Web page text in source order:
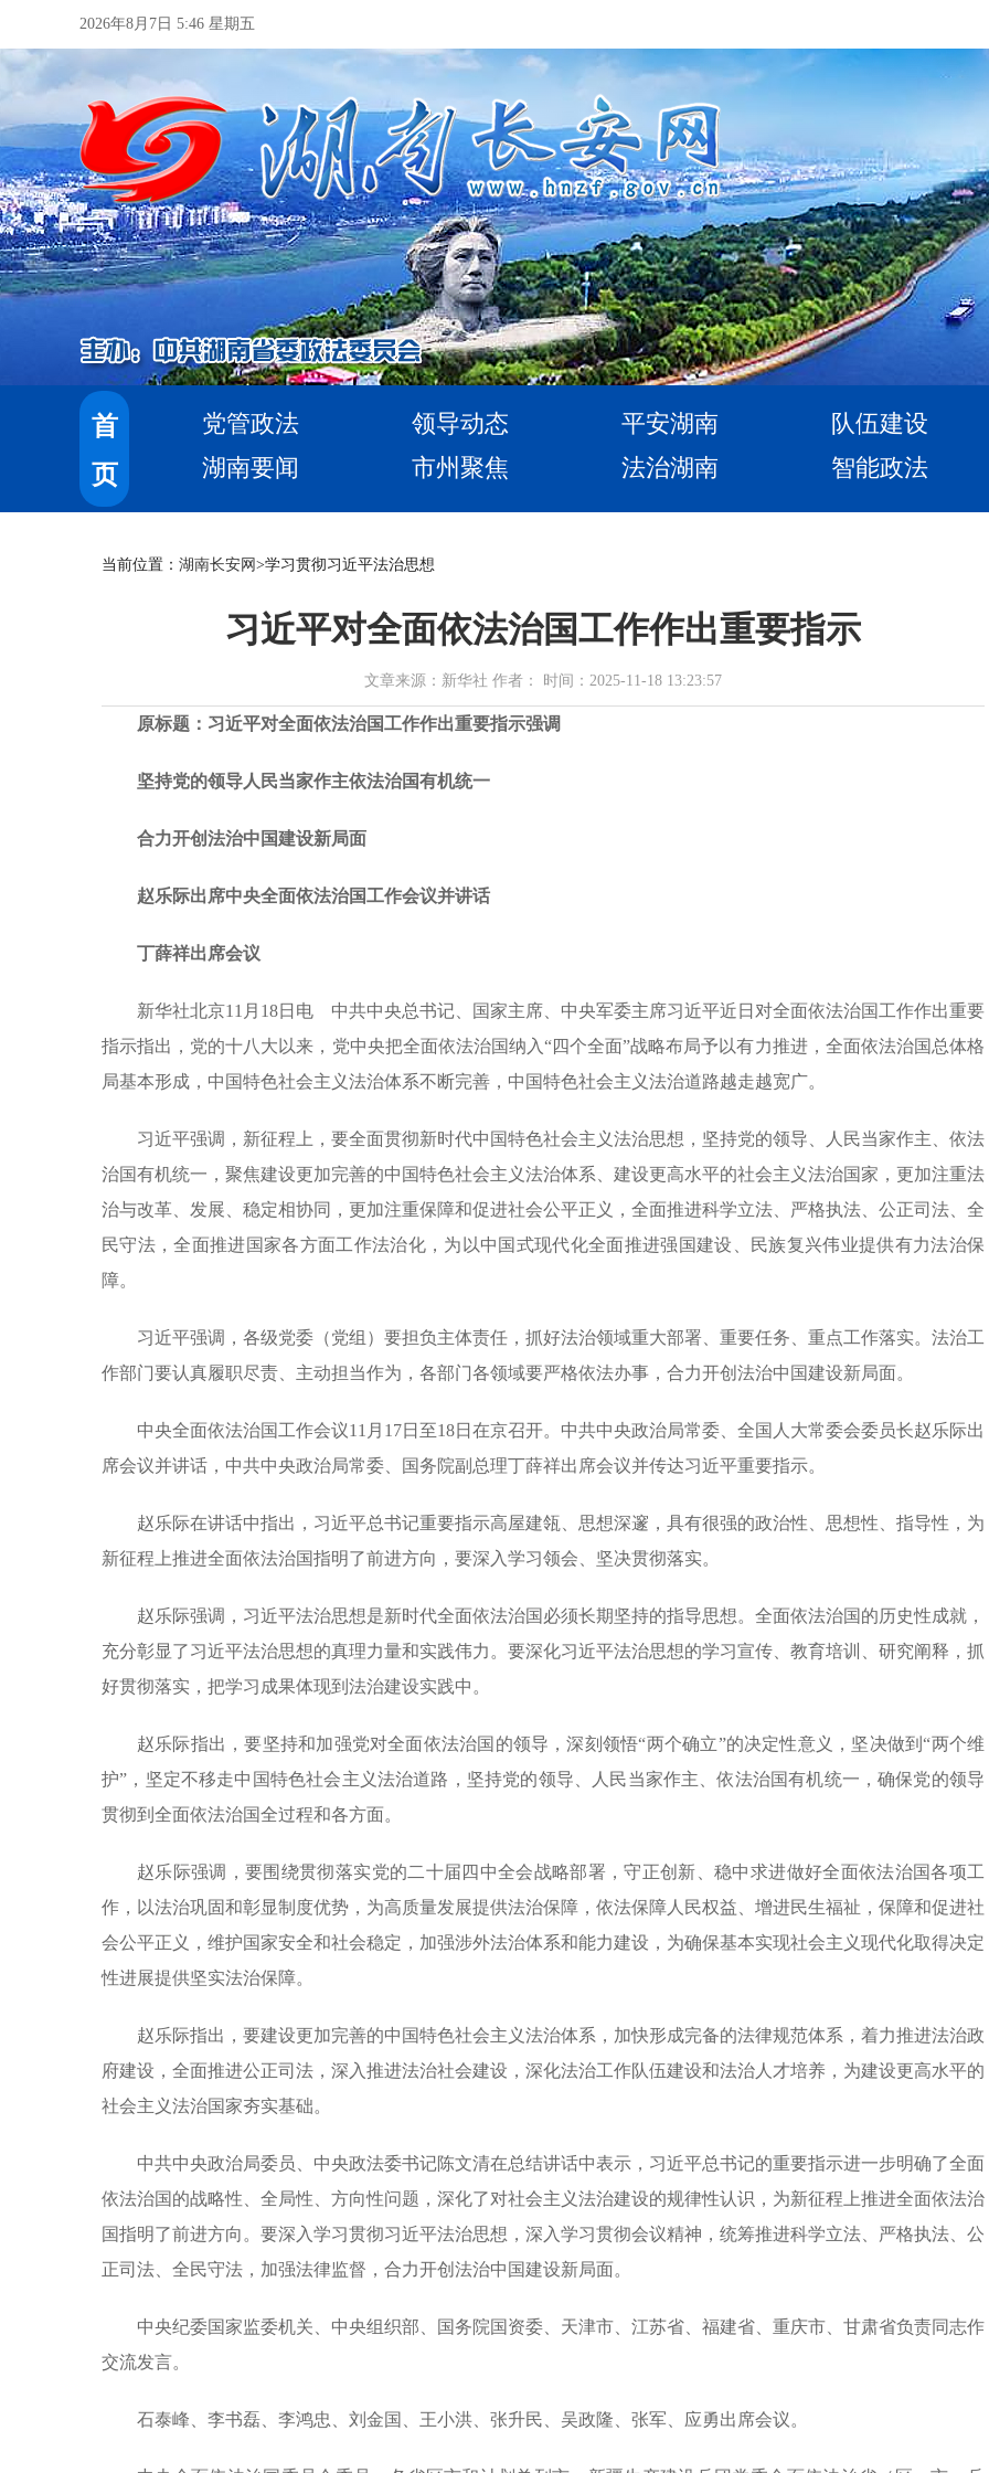
2026年8月7日 5:46 星期五
首
页
党管政法 领导动态 平安湖南
队伍建设
湖南要闻
市州聚焦 法治湖南 智能政法
当前位置： 湖南长安网 >学习贯彻习近平法治思想
习近平对全面依法治国工作作出重要指示
文章来源：新华社 作者： 时间：2025-11-18 13:23:57
原标题：习近平对全面依法治国工作作出重要指示强调
坚持党的领导人民当家作主依法治国有机统一
合力开创法治中国建设新局面
赵乐际出席中央全面依法治国工作会议并讲话
丁薛祥出席会议
新华社北京11月18日电 中共中央总书记、国家主席、中央军委主席习近平近日对全面依法治国工作作出重要
指示指出，党的十八大以来，党中央把全面依法治国纳入“四个全面”战略布局予以有力推进，全面依法治国总体格
局基本形成，中国特色社会主义法治体系不断完善，中国特色社会主义法治道路越走越宽广。
习近平强调，新征程上，要全面贯彻新时代中国特色社会主义法治思想，坚持党的领导、人民当家作主、依法
治国有机统一，聚焦建设更加完善的中国特色社会主义法治体系、建设更高水平的社会主义法治国家，更加注重法
治与改革、发展、稳定相协同，更加注重保障和促进社会公平正义，全面推进科学立法、严格执法、公正司法、全
民守法，全面推进国家各方面工作法治化，为以中国式现代化全面推进强国建设、民族复兴伟业提供有力法治保
障。
习近平强调，各级党委（党组）要担负主体责任，抓好法治领域重大部署、重要任务、重点工作落实。法治工
作部门要认真履职尽责、主动担当作为，各部门各领域要严格依法办事，合力开创法治中国建设新局面。
中央全面依法治国工作会议11月17日至18日在京召开。中共中央政治局常委、全国人大常委会委员长赵乐际出
席会议并讲话，中共中央政治局常委、国务院副总理丁薛祥出席会议并传达习近平重要指示。
赵乐际在讲话中指出，习近平总书记重要指示高屋建瓴、思想深邃，具有很强的政治性、思想性、指导性，为
新征程上推进全面依法治国指明了前进方向，要深入学习领会、坚决贯彻落实。
赵乐际强调，习近平法治思想是新时代全面依法治国必须长期坚持的指导思想。全面依法治国的历史性成就，
充分彰显了习近平法治思想的真理力量和实践伟力。要深化习近平法治思想的学习宣传、教育培训、研究阐释，抓
好贯彻落实，把学习成果体现到法治建设实践中。
赵乐际指出，要坚持和加强党对全面依法治国的领导，深刻领悟“两个确立”的决定性意义，坚决做到“两个维
护”，坚定不移走中国特色社会主义法治道路，坚持党的领导、人民当家作主、依法治国有机统一，确保党的领导
贯彻到全面依法治国全过程和各方面。
赵乐际强调，要围绕贯彻落实党的二十届四中全会战略部署，守正创新、稳中求进做好全面依法治国各项工
作，以法治巩固和彰显制度优势，为高质量发展提供法治保障，依法保障人民权益、增进民生福祉，保障和促进社
会公平正义，维护国家安全和社会稳定，加强涉外法治体系和能力建设，为确保基本实现社会主义现代化取得决定
性进展提供坚实法治保障。
赵乐际指出，要建设更加完善的中国特色社会主义法治体系，加快形成完备的法律规范体系，着力推进法治政
府建设，全面推进公正司法，深入推进法治社会建设，深化法治工作队伍建设和法治人才培养，为建设更高水平的
社会主义法治国家夯实基础。
中共中央政治局委员、中央政法委书记陈文清在总结讲话中表示，习近平总书记的重要指示进一步明确了全面
依法治国的战略性、全局性、方向性问题，深化了对社会主义法治建设的规律性认识，为新征程上推进全面依法治
国指明了前进方向。要深入学习贯彻习近平法治思想，深入学习贯彻会议精神，统筹推进科学立法、严格执法、公
正司法、全民守法，加强法律监督，合力开创法治中国建设新局面。
中央纪委国家监委机关、中央组织部、国务院国资委、天津市、江苏省、福建省、重庆市、甘肃省负责同志作
交流发言。
石泰峰、李书磊、李鸿忠、刘金国、王小洪、张升民、吴政隆、张军、应勇出席会议。